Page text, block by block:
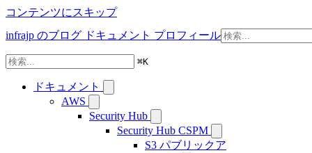
コンテンツにスキップ
infrajp のブログ ドキュメント プロフィール
⌘K
ドキュメント
AWS
Security Hub
Security Hub CSPM
S3 パブリックア